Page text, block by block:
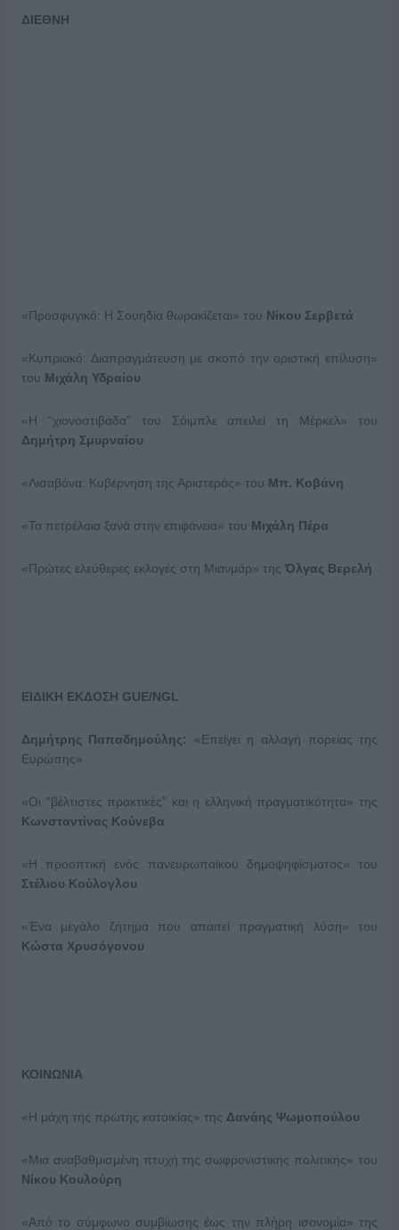
ΔΙΕΘΝΗ
«Προσφυγικό: Η Σουηδία θωρακίζεται» του Νίκου Σερβετά
«Κυπριακό: Διαπραγμάτευση με σκοπό την οριστική επίλυση»
του Μιχάλη Υδραίου
«Η “χιονοστιβάδα” του Σόιμπλε απειλεί τη Μέρκελ» του
Δημήτρη Σμυρναίου
«Λισαβόνα: Κυβέρνηση της Αριστεράς» του Μπ. Κοβάνη
«Τα πετρέλαια ξανά στην επιφάνεια» του Μιχάλη Πέρα
«Πρώτες ελεύθερες εκλογές στη Μιανμάρ» της Όλγας Βερελή
ΕΙΔΙΚΗ ΕΚΔΟΣΗ GUE/NGL
Δημήτρης Παπαδημούλης: «Επείγει η αλλαγή πορείας της
Ευρώπης»
«Οι “βέλτιστες πρακτικές” και η ελληνική πραγματικότητα» της
Κωνσταντίνας Κούνεβα
«Η προοπτική ενός πανευρωπαϊκού δημοψηφίσματος» του
Στέλιου Κούλογλου
«Ένα μεγάλο ζήτημα που απαιτεί πραγματική λύση» του
Κώστα Χρυσόγονου
ΚΟΙΝΩΝΙΑ
«Η μάχη της πρώτης κατοικίας» της Δανάης Ψωμοπούλου
«Μια αναβαθμισμένη πτυχή της σωφρονιστικής πολιτικής» του
Νίκου Κουλούρη
«Από το σύμφωνο συμβίωσης έως την πλήρη ισονομία» της